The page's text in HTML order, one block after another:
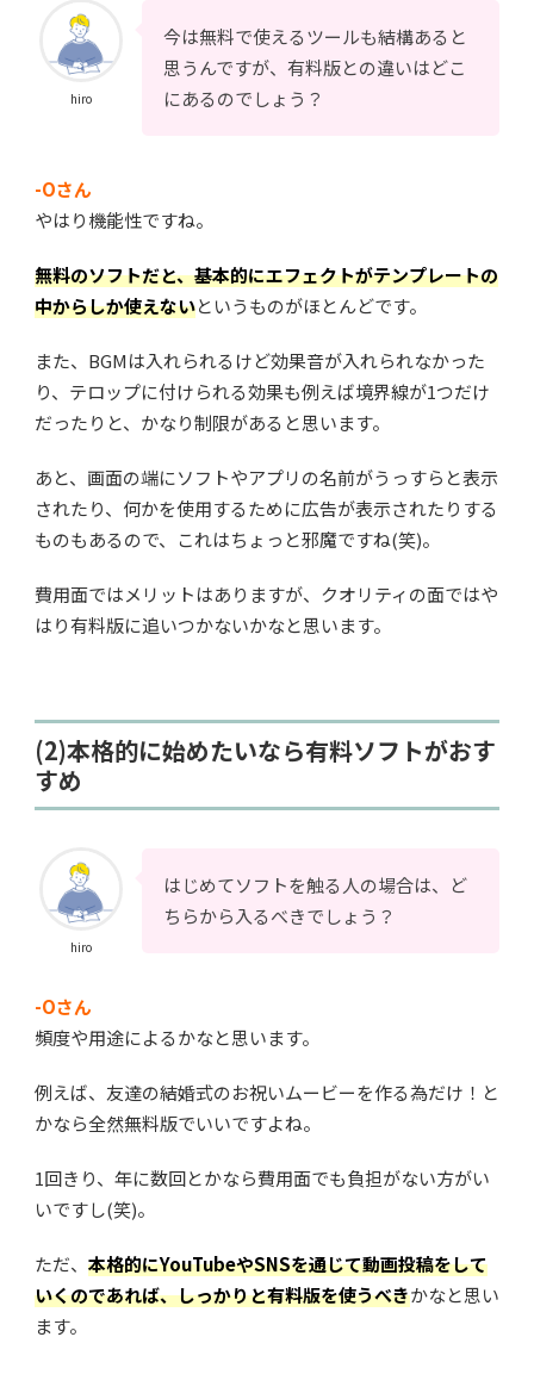
hiro
今は無料で使えるツールも結構あると
思うんですが、有料版との違いはどこ
にあるのでしょう？
-Oさん
やはり機能性ですね。
無料のソフトだと、基本的にエフェクトがテンプレートの
中からしか使えないというものがほとんどです。
また、BGMは入れられるけど効果音が入れられなかった
り、テロップに付けられる効果も例えば境界線が1つだけ
だったりと、かなり制限があると思います。
あと、画面の端にソフトやアプリの名前がうっすらと表示
されたり、何かを使用するために広告が表示されたりする
ものもあるので、これはちょっと邪魔ですね(笑)。
費用面ではメリットはありますが、クオリティの面ではや
はり有料版に追いつかないかなと思います。
(2)本格的に始めたいなら有料ソフトがおす
すめ
hiro
はじめてソフトを触る人の場合は、ど
ちらから入るべきでしょう？
-Oさん
頻度や用途によるかなと思います。
例えば、友達の結婚式のお祝いムービーを作る為だけ！と
かなら全然無料版でいいですよね。
1回きり、年に数回とかなら費用面でも負担がない方がい
いですし(笑)。
ただ、 本格的にYouTubeやSNSを通じて動画投稿をして
いくのであれば、しっかりと有料版を使うべきかなと思い
ます。